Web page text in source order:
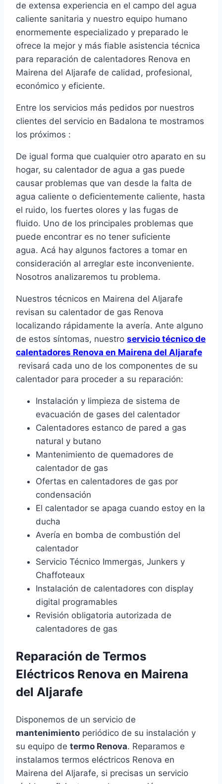
de extensa experiencia en el campo del agua
caliente sanitaria y nuestro equipo humano
enormemente especializado y preparado le
ofrece la mejor y más fiable asistencia técnica
para reparación de calentadores Renova en
Mairena del Aljarafe de calidad, profesional,
económico y eficiente.
Entre los servicios más pedidos por nuestros
clientes del servicio en Badalona te mostramos
los próximos :
De igual forma que cualquier otro aparato en su
hogar, su calentador de agua a gas puede
causar problemas que van desde la falta de
agua caliente o deficientemente caliente, hasta
el ruido, los fuertes olores y las fugas de
fluido. Uno de los principales problemas que
puede encontrar es no tener suficiente
agua. Acá hay algunos factores a tomar en
consideración al arreglar este inconveniente.
Nosotros analizaremos tu problema.
Nuestros técnicos en Mairena del Aljarafe
revisan su calentador de gas Renova
localizando rápidamente la avería. Ante alguno
de estos síntomas, nuestro servicio técnico de
calentadores Renova en Mairena del Aljarafe
revisará cada uno de los componentes de su
calentador para proceder a su reparación:
Instalación y limpieza de sistema de
evacuación de gases del calentador
Calentadores estanco de pared a gas
natural y butano
Mantenimiento de quemadores de
calentador de gas
Ofertas en calentadores de gas por
condensación
El calentador se apaga cuando estoy en la
ducha
Avería en bomba de combustión del
calentador
Servicio Técnico Immergas, Junkers y
Chaffoteaux
Instalación de calentadores con display
digital programables
Revisión obligatoria autorizada de
calentadores de gas
Reparación de Termos
Eléctricos Renova en Mairena
del Aljarafe
Disponemos de un servicio de
mantenimiento periódico de su instalación y
su equipo de termo Renova. Reparamos e
instalamos termos eléctricos Renova en
Mairena del Aljarafe, si precisas un servicio